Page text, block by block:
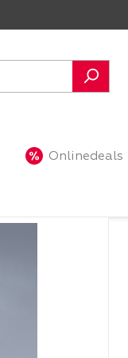
Onlinedeals